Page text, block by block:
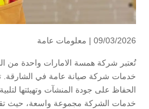
09/03/2026 | معلومات عامة
تُعتبر شركة همسة الامارات واحدة من
خدمات شركة صيانة عامة في الشارقة.
الحفاظ على جودة المنشآت وتهيئتها
خدمات الشركة مجموعة واسعة، حيث تقدم